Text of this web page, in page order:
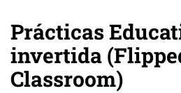
Prácticas
invertida
Classroom)